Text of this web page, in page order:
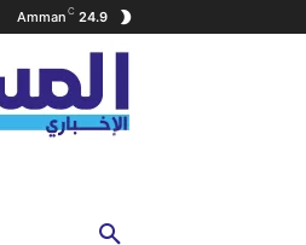
24.9
C
Amman